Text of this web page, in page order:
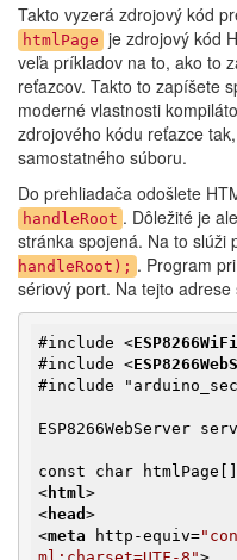
Takto vyzerá zdrojový kód
htmlPage je zdrojový kód
veľa príkladov na to, ako to
reťazcov. Takto to zapíšete
moderné vlastnosti
zdrojového kódu reťazce
samostatného súboru.
Do prehliadača odošlete
handleRoot . Dôležité je
stránka spojená. Na to slúži
handleRoot); . Program
sériový port. Na tejto
#include <
#include <
#include
ESP8266WebServer
< html >
< head >
<meta http-equiv=
ml;charset=UTF-8">